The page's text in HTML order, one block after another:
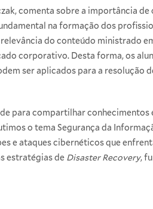
comenta sobre a importância de
na formação dos
do conteúdo ministrado
corporativo. Desta forma, os
ser aplicados para a resolução
para compartilhar
o tema Segurança da
e ataques cibernéticos que
estratégias de Disaster Recovery,